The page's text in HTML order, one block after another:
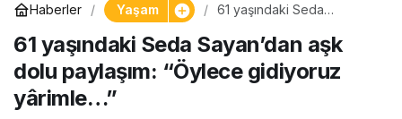
Haberler Yaşam
61 yaşındaki Seda
paylaşım: “Öylece
gidiyoruz yârimle…”
61 yaşındaki Seda Sayan’dan aşk
dolu paylaşım: “Öylece gidiyoruz
yârimle…”